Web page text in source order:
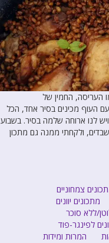
העריסה, החמין של
העוף מכינים בסיר אחד, הכל
לנו ארוחה שלמה בסיר. בשבוע
ולקחתי ממנה גם מתכון
צמחוניים
מתכונים יוונים
ללא סוכר
לפינגר-פוד
המרות ומידות